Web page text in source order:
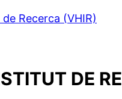
Recerca (VHIR)
DE